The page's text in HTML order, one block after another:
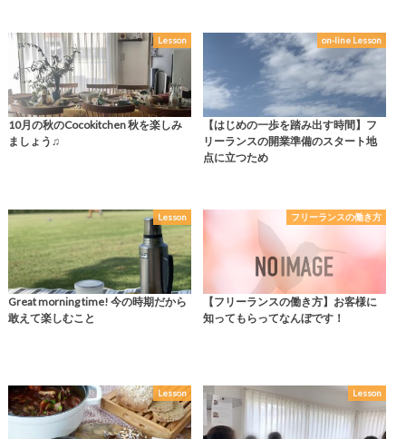
Lesson
10月の秋のCocokitchen 秋を楽しみ
ましょう♫
on-line Lesson
【はじめの一歩を踏み出す時間】フ
リーランスの開業準備のスタート地
点に立つため
Lesson
Great morning time! 今の時期だから
敢えて楽しむこと
フリーランスの働き方
【フリーランスの働き方】お客様に
知ってもらってなんぼです！
Lesson Lesson